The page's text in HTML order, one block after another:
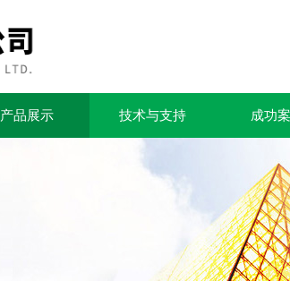
产品展示 技术与支持 成功